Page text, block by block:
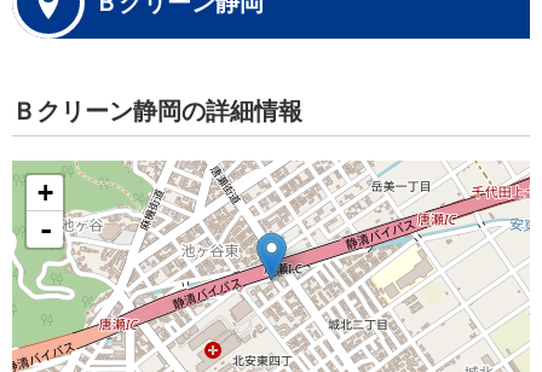
Ｂクリーン静岡の詳細情報
+
-